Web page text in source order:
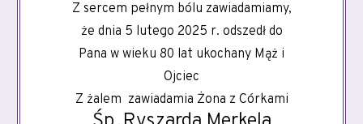
Z sercem pełnym bólu zawiadamiamy,
że dnia 5 lutego 2025 r. odszedł do
Pana w wieku 80 lat ukochany Mąż i
Ojciec
Z żalem zawiadamia Żona z Córkami